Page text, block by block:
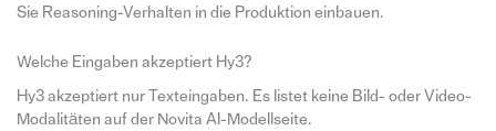
Sie Reasoning-Verhalten in die Produktion einbauen.
Welche Eingaben akzeptiert Hy3?
Hy3 akzeptiert nur Texteingaben. Es listet keine Bild- oder Video-
Modalitäten auf der Novita AI-Modellseite.